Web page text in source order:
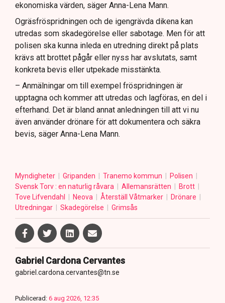
ekonomiska värden, säger Anna-Lena Mann.
Ogräsfröspridningen och de igengrävda dikena kan
utredas som skadegörelse eller sabotage. Men för att
polisen ska kunna inleda en utredning direkt på plats
krävs att brottet pågår eller nyss har avslutats, samt
konkreta bevis eller utpekade misstänkta.
– Anmälningar om till exempel fröspridningen är
upptagna och kommer att utredas och lagföras, en del i
efterhand. Det är bland annat anledningen till att vi nu
även använder drönare för att dokumentera och säkra
bevis, säger Anna-Lena Mann.
Myndigheter Gripanden Tranemo kommun
Polisen
Svensk Torv : en naturlig råvara
Allemansrätten
Brott
Tove Lifvendahl
Neova Återställ Våtmarker
Drönare
Utredningar
Skadegörelse Grimsås
Gabriel Cardona Cervantes
gabriel.cardona.cervantes@tn.se
Publicerad: 6 aug 2026, 12:35